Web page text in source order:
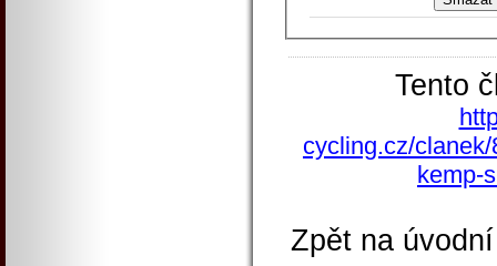
Tento
cycling.cz/
kemp-
Zpět na